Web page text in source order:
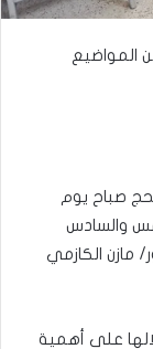
المواضيع
صباح يوم
الخامس والسادس
الدكتور/ مازن الكازمي
على أهمية